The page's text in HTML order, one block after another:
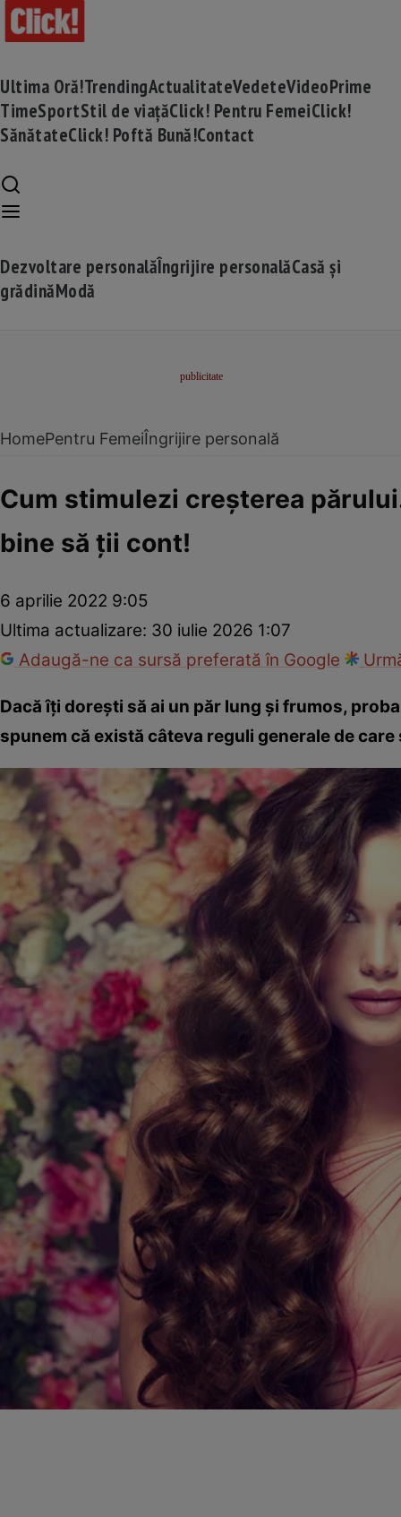
Ultima Oră!TrendingActualitateVedeteVideoPrime
TimeSportStil de viațăClick! Pentru FemeiClick!
SănătateClick! Poftă Bună!Contact
Dezvoltare personalăÎngrijire personalăCasă și
grădinăModă
HomePentru FemeiÎngrijire personală
Cum stimulezi creșterea
bine să ții cont!
6 aprilie 2022 9:05
Ultima actualizare: 30 iulie 2026 1:07
Adaugă-ne ca sursă preferată în Google
Dacă îți dorești să ai un păr lung și frumos,
spunem că există câteva reguli generale de